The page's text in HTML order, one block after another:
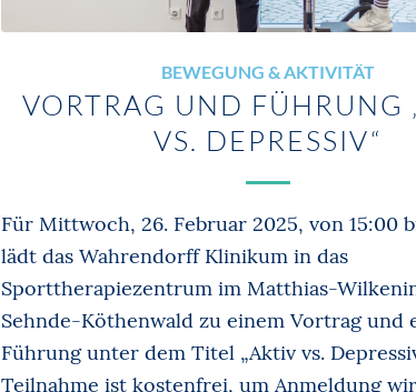
BEWEGUNG & AKTIVITÄT
VORTRAG UND FÜHRUNG
VS. DEPRESSIV“
Für Mittwoch, 26. Februar 2025, von 15:00
lädt das Wahrendorff Klinikum in das
Sporttherapiezentrum im Matthias-
Sehnde-Köthenwald zu einem Vortrag und
Führung unter dem Titel „Aktiv vs.
Teilnahme ist kostenfrei, um Anmeldung